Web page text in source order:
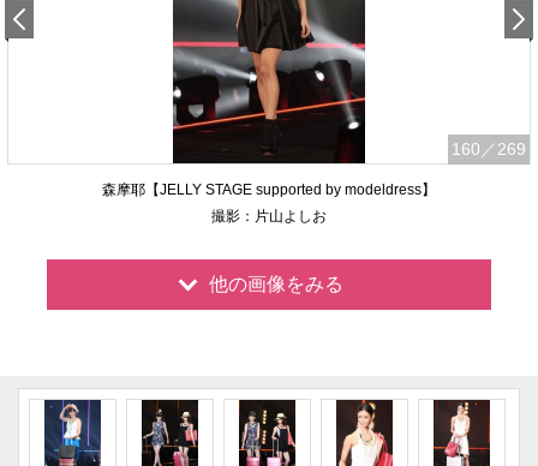
160 ／269
森摩耶【JELLY STAGE supported by modeldress】
撮影：片山よしお
他の画像をみる